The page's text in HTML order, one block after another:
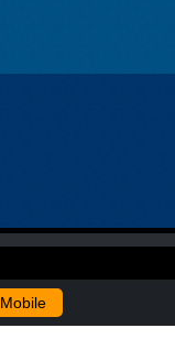
Mobile